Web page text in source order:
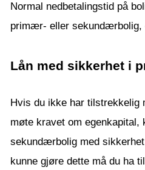
Normal nedbetalingstid på
primær- eller sekundærbolig,
Lån med sikkerhet i
Hvis du ikke har tilstrekkelig
møte kravet om egenkapital,
sekundærbolig med
kunne gjøre dette må du ha